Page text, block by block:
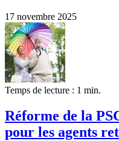
17 novembre 2025
Temps de lecture : 1 min.
Réforme de la
pour les agents